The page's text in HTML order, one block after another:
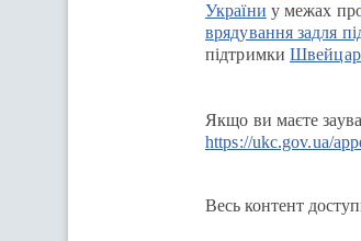
України у межах
врядування задля
підтримки
Якщо ви маєте
https://ukc.gov.ua/
Весь контент